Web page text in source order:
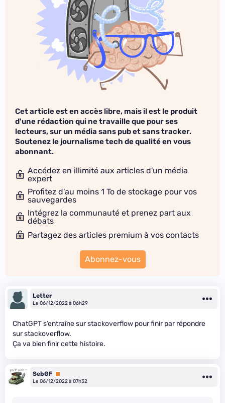
Cet article est en accès libre, mais il est le produit
d'une rédaction qui ne travaille que pour ses
lecteurs, sur un média sans pub et sans tracker.
Soutenez le journalisme tech de qualité en vous
abonnant.
Accédez en illimité aux articles d'un média
expert
Profitez d'au moins 1 To de stockage pour vos
sauvegardes
Intégrez la communauté et prenez part aux
débats
Partagez des articles premium à vos contacts
Abonnez-vous
Letter
Le 06/12/2022 à 06h29
ChatGPT s’entraîne sur stackoverflow pour finir par répondre
sur stackoverflow.
Ça va bien finir cette histoire.
SebGF Premium
Le 06/12/2022 à 07h32